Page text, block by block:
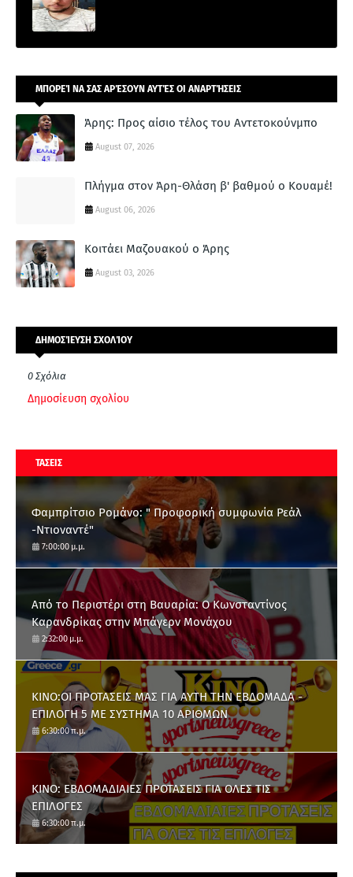
ΜΠΟΡΕΊ ΝΑ ΣΑΣ ΑΡΈΣΟΥΝ ΑΥΤΈΣ ΟΙ ΑΝΑΡΤΉΣΕΙΣ
Άρης: Προς αίσιο τέλος του Αντετοκούνμπο
August 07, 2026
Πλήγμα στον Άρη-Θλάση β' βαθμού ο Κουαμέ!
August 06, 2026
Κοιτάει Μαζουακού ο Άρης
August 03, 2026
ΔΗΜΟΣΊΕΥΣΗ ΣΧΟΛΊΟΥ
0 Σχόλια
Δημοσίευση σχολίου
ΤΑΣΕΙΣ
Φαμπρίτσιο Ρομάνο: " Προφορική συμφωνία Ρεάλ
-Ντιοναντέ"
7:00:00 μ.μ.
Από το Περιστέρι στη Βαυαρία: O Κωνσταντίνος
Καρανδρίκας στην Μπάγερν Μονάχου
2:32:00 μ.μ.
ΚΙΝΟ:ΟΙ ΠΡΟΤΑΣΕΙΣ ΜΑΣ ΓΙΑ ΑΥΤΗ ΤΗΝ ΕΒΔΟΜΑΔΑ -
ΕΠΙΛΟΓΗ 5 ΜΕ ΣΥΣΤΗΜΑ 10 ΑΡΙΘΜΩΝ
6:30:00 π.μ.
ΚΙΝΟ: ΕΒΔΟΜΑΔΙΑΙΕΣ ΠΡΟΤΑΣΕΙΣ ΓΙΑ ΟΛΕΣ ΤΙΣ
ΕΠΙΛΟΓΕΣ
6:30:00 π.μ.